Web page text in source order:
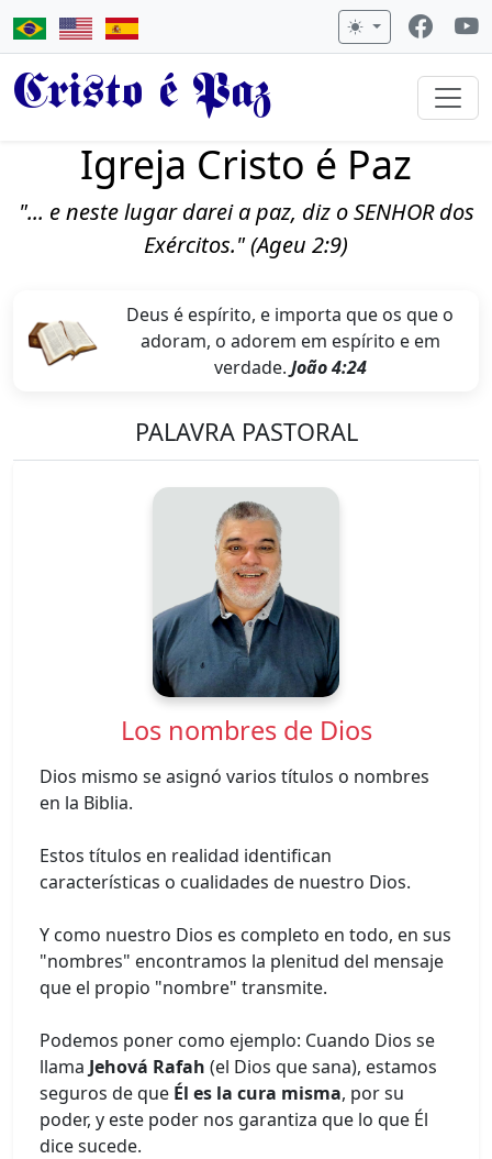
Cristo é Paz
Igreja Cristo é Paz
"... e neste lugar darei a paz, diz o SENHOR dos
Exércitos." (Ageu 2:9)
Deus é espírito, e importa que os que o
adoram, o adorem em espírito e em
verdade. João 4:24
PALAVRA PASTORAL
Los nombres de Dios
Dios mismo se asignó varios títulos o nombres
en la Biblia.
Estos títulos en realidad identifican
características o cualidades de nuestro Dios.
Y como nuestro Dios es completo en todo, en sus
"nombres" encontramos la plenitud del mensaje
que el propio "nombre" transmite.
Podemos poner como ejemplo: Cuando Dios se
llama Jehová Rafah (el Dios que sana), estamos
seguros de que Él es la cura misma, por su
poder, y este poder nos garantiza que lo que Él
dice sucede.